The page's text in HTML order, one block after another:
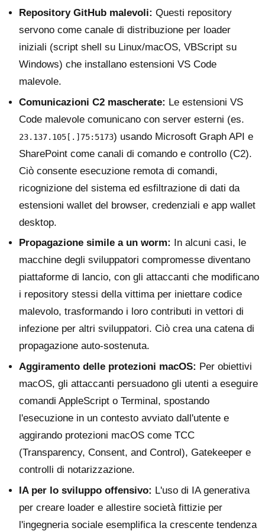
Repository GitHub malevoli: Questi repository
servono come canale di distribuzione per loader
iniziali (script shell su Linux/macOS, VBScript su
Windows) che installano estensioni VS Code
malevole.
Comunicazioni C2 mascherate: Le estensioni VS
Code malevole comunicano con server esterni (es.
23.137.105[.]75:5173) usando Microsoft Graph API e
SharePoint come canali di comando e controllo (C2).
Ciò consente esecuzione remota di comandi,
ricognizione del sistema ed esfiltrazione di dati da
estensioni wallet del browser, credenziali e app wallet
desktop.
Propagazione simile a un worm:
In alcuni casi, le
macchine degli sviluppatori compromesse diventano
piattaforme di lancio, con gli attaccanti che modificano
i repository stessi della vittima per iniettare codice
malevolo, trasformando i loro contributi in vettori di
infezione per altri sviluppatori. Ciò crea una catena di
propagazione auto-sostenuta.
Aggiramento delle protezioni macOS: Per obiettivi
macOS, gli attaccanti persuadono gli utenti a eseguire
comandi AppleScript o Terminal, spostando
l'esecuzione in un contesto avviato dall'utente e
aggirando protezioni macOS come TCC
(Transparency, Consent, and Control), Gatekeeper e
controlli di notarizzazione.
IA per lo sviluppo offensivo: L'uso di IA generativa
per creare loader e allestire società fittizie per
l'ingegneria sociale esemplifica la crescente tendenza